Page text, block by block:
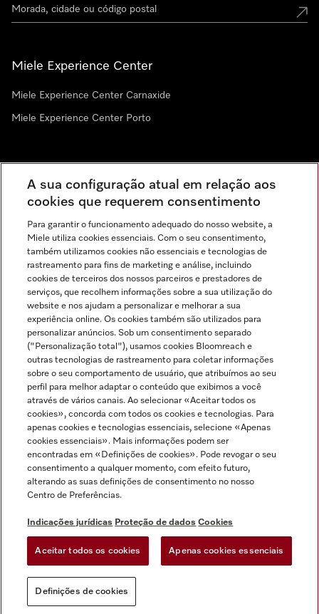
Miele Experience Center
Miele Experience Center Carnaxide
Miele Experience Center Porto
Indicações jurídicas
Condições gerais
Proteção de dados
Condições de utilização
Canal de Ética
Formulário de livre resolução
Miele no Instagram
Miele no Facebook
Miele no Youtube
A sua configuração atual em relação aos
cookies que requerem consentimento
Para garantir o funcionamento adequado do nosso website, a
Miele utiliza cookies essenciais. Com o seu consentimento,
também utilizamos cookies não essenciais e tecnologias de
rastreamento para fins de marketing e análise, incluindo
cookies de terceiros dos nossos parceiros e prestadores de
serviços, que recolhem informações sobre a sua utilização do
website e nos ajudam a personalizar e melhorar a sua
experiência online. Os cookies também são utilizados para
personalizar anúncios. Sob um consentimento separado
("Personalização total"), usamos cookies Bloomreach e
outras tecnologias de rastreamento para coletar informações
sobre o seu comportamento de usuário, que atribuímos ao seu
perfil para melhor adaptar o conteúdo que exibimos a você
através de vários canais. Ao selecionar «Aceitar todos os
cookies», concorda com todos os cookies e tecnologias. Para
apenas cookies e tecnologias essenciais, selecione «Apenas
cookies essenciais». Mais informações podem ser
encontradas em «Definições de cookies». Pode revogar o seu
consentimento a qualquer momento, com efeito futuro,
alterando as suas definições de consentimento no nosso
Centro de Preferências.
Indicações jurídicas Proteção de dados Cookies
Aceitar todos os cookies Apenas cookies essenciais
Definições de cookies